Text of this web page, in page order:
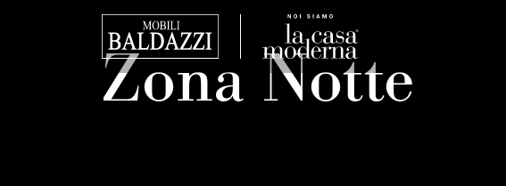
Zona Notte